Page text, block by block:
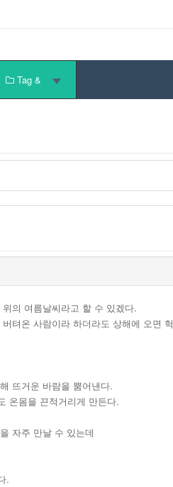
Tag &
의 여름날씨라고 할 수 있겠다.
텨온 사람이라 하더라도 상해에 오면 헉
뜨거운 바람을 뿜어낸다.
온몸을 끈적거리게 만든다.
자주 만날 수 있는데
.